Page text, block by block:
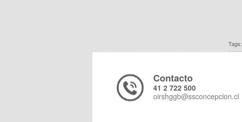
Tags:
Contacto
41 2 722 500
oirshggb@ssconcepcion.cl